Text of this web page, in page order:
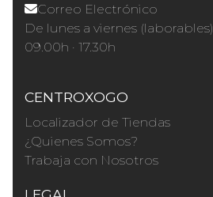
Correo Electrónico
De lunes a viernes (laborables)
09.00h · 17.30h
CENTROXOGO
Localizador de Tiendas
¿Quienes Somos?
Trabaja con Nosotros